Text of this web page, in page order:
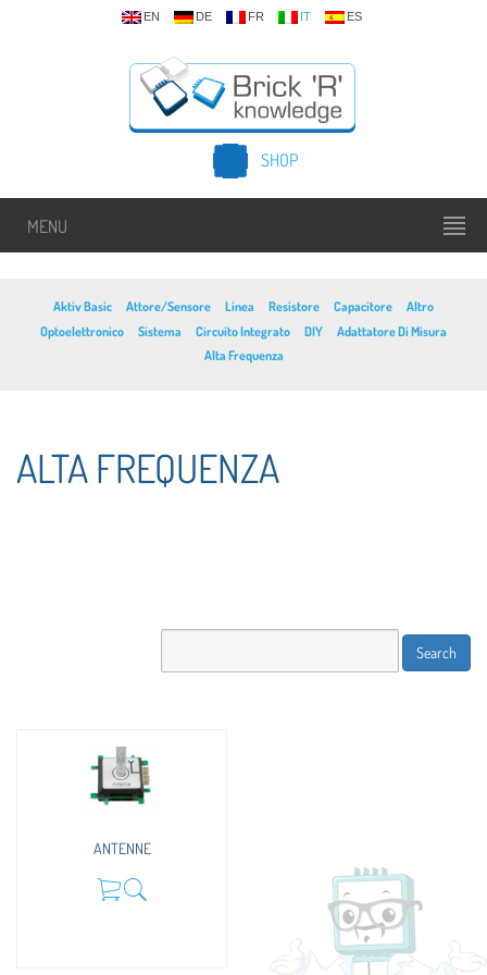
EN DE FR IT ES
SHOP
MENU
Aktiv Basic Attore/Sensore Linea Resistore Capacitore
Altro
Optoelettronico
Sistema Circuito Integrato DIY
Adattatore Di Misura
Alta Frequenza
ALTA FREQUENZA
ANTENNE